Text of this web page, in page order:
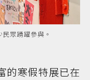
眾踴躍參與。
的寒假特展已在